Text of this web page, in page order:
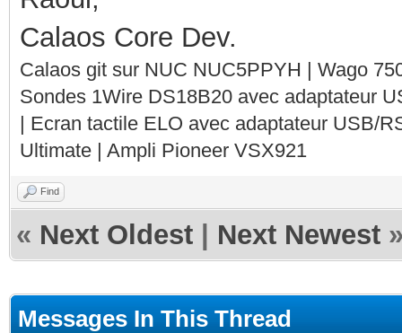
<dali_line>
<address_to_delete>
output_addr[1].ADDR1
output_addr[1].ADDR2
output_type[0] :=
output_addr[0].ADDR1
output_addr[0].ADDR2
Calaos Core Dev.
Calaos git sur NUC NUC5PPYH | Wago
Sondes 1Wire DS18B20 avec adaptateur
| Ecran tactile ELO avec adaptateur USB/
Ultimate | Ampli Pioneer VSX921
Find
« Next Oldest Next Newest
Messages In This Thread